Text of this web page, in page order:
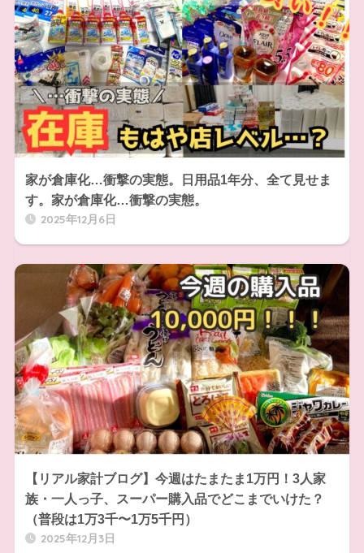
家が倉庫化…衝撃の実態。日用品1年分、全て見せま
す。家が倉庫化…衝撃の実態。
2025年12月6日
【リアル家計ブログ】今週はたまたま1万円！3人家
族・一人っ子、スーパー購入品でどこまでいけた？
（普段は1万3千〜1万5千円）
2025年12月3日